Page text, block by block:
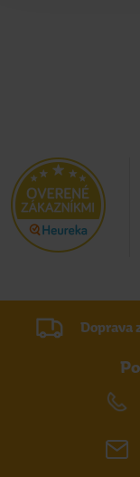
Doprava